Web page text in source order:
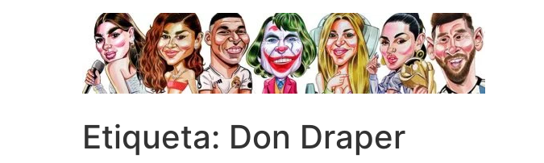
Etiqueta: Don Draper